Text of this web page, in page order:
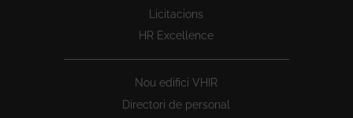
Licitacions
HR Excellence
Nou edifici VHIR
Directori de personal